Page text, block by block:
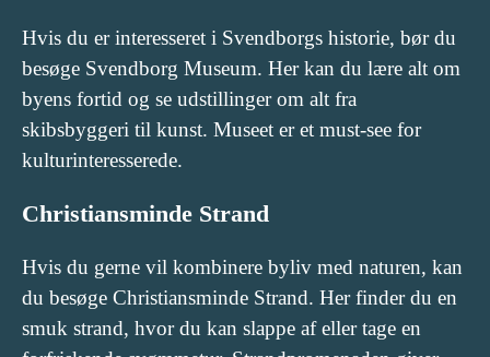
Hvis du er interesseret i Svendborgs historie, bør du
besøge Svendborg Museum. Her kan du lære alt om
byens fortid og se udstillinger om alt fra
skibsbyggeri til kunst. Museet er et must-see for
kulturinteresserede.
Christiansminde Strand
Hvis du gerne vil kombinere byliv med naturen, kan
du besøge Christiansminde Strand. Her finder du en
smuk strand, hvor du kan slappe af eller tage en